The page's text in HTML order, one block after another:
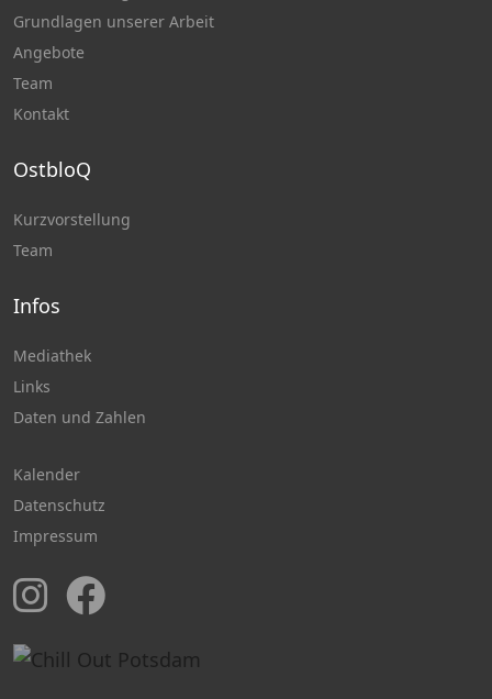
Grundlagen unserer Arbeit
Angebote
Team
Kontakt
OstbloQ
Kurzvorstellung
Team
Infos
Mediathek
Links
Daten und Zahlen
Kalender
Datenschutz
Impressum